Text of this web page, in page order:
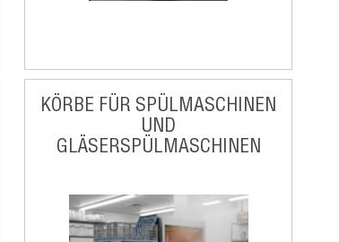
KÖRBE FÜR SPÜLMASCHINEN
UND
GLÄSERSPÜLMASCHINEN